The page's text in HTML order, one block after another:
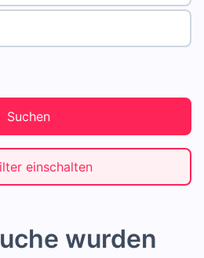
Suchen
einschalten
wurden